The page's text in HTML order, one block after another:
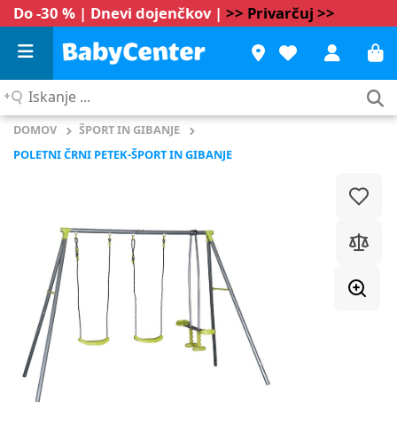
Do -30 % | Dnevi dojenčkov | >> Privarčuj >>
Iskanje
DOMOV
ŠPORT IN GIBANJE
POLETNI ČRNI PETEK-ŠPORT IN GIBANJE